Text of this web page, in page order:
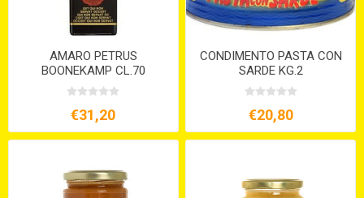
AMARO PETRUS
BOONEKAMP CL.70
€31,20
CONDIMENTO PASTA CON
SARDE KG.2
€20,80